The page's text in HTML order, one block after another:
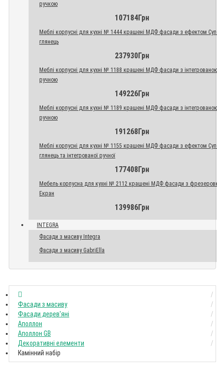
ручкою
107184Грн
Меблі корпусні для кухні № 1444 крашені МДФ фасади з ефектом
глянець
237930Грн
Меблі корпусні для кухні № 1188 крашені МДФ фасади з
ручною
149226Грн
Меблі корпусні для кухні № 1189 крашені МДФ фасади з
ручною
191268Грн
Меблі корпусні для кухні № 1155 крашені МДФ фасади з ефектом
глянець та інтегрованої ручної
177408Грн
Мебель корпусна для кухні № 2112 крашені МДФ фасади з
Екран
139986Грн
INTEGRA
Фасади з масиву Integra
Фасади з масиву GabriElla
Фасади з масиву
Фасади дерев'яні
Аполлон
Аполлон GB
Декоративні елементи
Камінний набір